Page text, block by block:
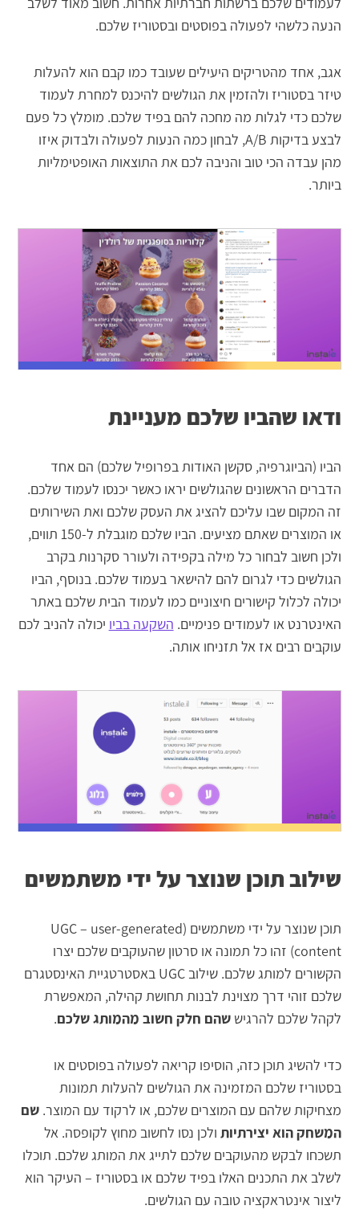
הנעה כלשהי לפעולה בפוסטים ובסטוריז שלכם.
אגב, אחד מהטריקים היעילים שעובד כמו קבם הוא להעלות
טיזר בסטוריז ולהזמין את הגולשים להיכנס למחרת לעמוד
שלכם כדי לגלות מה מחכה להם בפיד שלכם. מומלץ כל פעם
לבצע בדיקות A/B, לבחון כמה הנעות לפעולה ולבדוק איזו
מהן עבדה הכי טוב והניבה לכם את התוצאות האופטימליות
ביותר.
ודאו שהביו שלכם מעניינת
הביו (הביוגרפיה, סקשן האודות בפרופיל שלכם) הם אחד
הדברים הראשונים שהגולשים יראו כאשר יכנסו לעמוד שלכם.
זה המקום שבו עליכם להציג את העסק שלכם ואת השירותים
או המוצרים שאתם מציעים. הביו שלכם מוגבלת ל-150 תווים,
ולכן חשוב לבחור כל מילה בקפידה ולעורר סקרנות בקרב
הגולשים כדי לגרום להם להישאר בעמוד שלכם. בנוסף, הביו
יכולה לכלול קישורים חיצוניים כמו לעמוד הבית שלכם באתר
האינטרנט או לעמודים פנימיים. השקעה בביו יכולה להניב לכם
עוקבים רבים אז אל תזניחו אותה.
שילוב תוכן שנוצר על ידי משתמשים
תוכן שנוצר על ידי משתמשים (UGC – user-generated
content) זהו כל תמונה או סרטון שהעוקבים שלכם יצרו
הקשורים למותג שלכם. שילוב UGC באסטרטגיית האינסטגרם
שלכם זוהי דרך מצוינת לבנות תחושת קהילה, המאפשרת
לקהל שלכם להרגיששהם חלק חשוב מהמותג שלכם.
כדי להשיג תוכן כזה, הוסיפו קריאה לפעולה בפוסטים או
בסטוריז שלכם המזמינה את הגולשים להעלות תמונות
מצחיקות שלהם עם המוצרים שלכם, או לרקוד עם המוצר.שם
המשחק הוא יצירתיות ולכן נסו לחשוב מחוץ לקופסה. אל
תשכחו לבקש מהעוקבים שלכם לתייג את המותג שלכם. תוכלו
לשלב את התכנים האלו בפיד שלכם או בסטוריז – העיקר הוא
ליצור אינטראקציה טובה עם הגולשים.